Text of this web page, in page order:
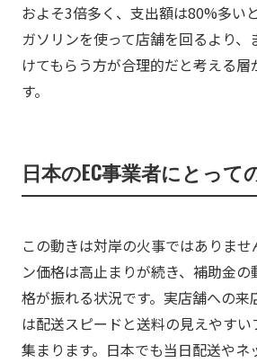
およそ3倍多く、支出額は80%多い
ガソリンを使って店舗を回るより
けてもらう方が合理的だと考える
す。
日本のEC事業者にとって
この動きは対岸の火事ではありま
ン価格は高止まりが続き、補助金
格が振れる状況です。実店舗への来
は配送スピードと送料の見えやす
集まります。日本でも当日配送やネ